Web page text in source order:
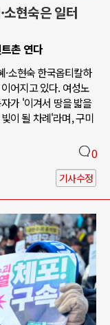
현숙은 일터
촌 연다
소현숙 한국옵티칼하
어지고 있다. 여성노
가 '이겨서 땅을 밟을
이 될 차례'라며, 구미
0
기사수정